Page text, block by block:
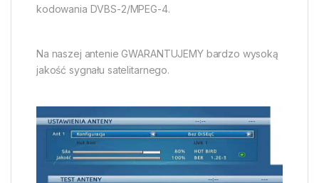
kodowania DVBS-2/MPEG-4.
Na naszej antenie GWARANTUJEMY bardzo wysoką
jakość sygnału satelitarnego.